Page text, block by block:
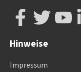
Hinweise
Impressum